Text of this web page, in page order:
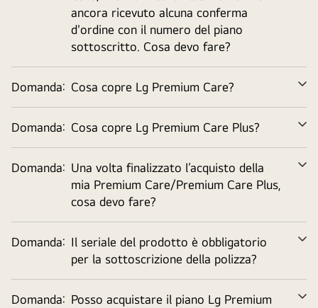
ancora ricevuto alcuna conferma
d'ordine con il numero del piano
sottoscritto. Cosa devo fare?
Domanda: Cosa copre Lg Premium Care?
Domanda: Cosa copre Lg Premium Care Plus?
Domanda: Una volta finalizzato l’acquisto della
mia Premium Care/Premium Care Plus,
cosa devo fare?
Domanda: Il seriale del prodotto è obbligatorio
per la sottoscrizione della polizza?
Domanda: Posso acquistare il piano Lg Premium